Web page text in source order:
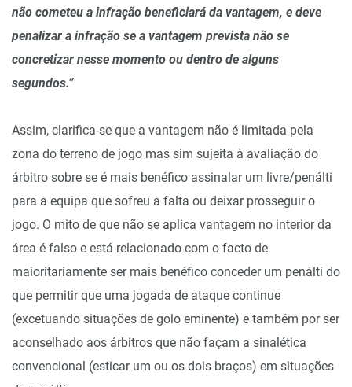
não cometeu a infração beneficiará da vantagem, e deve
penalizar a infração se a vantagem prevista não se
concretizar nesse momento ou dentro de alguns
segundos.”
Assim, clarifica-se que a vantagem não é limitada pela
zona do terreno de jogo mas sim sujeita à avaliação do
árbitro sobre se é mais benéfico assinalar um livre/penálti
para a equipa que sofreu a falta ou deixar prosseguir o
jogo. O mito de que não se aplica vantagem no interior da
área é falso e está relacionado com o facto de
maioritariamente ser mais benéfico conceder um penálti do
que permitir que uma jogada de ataque continue
(excetuando situações de golo eminente) e também por ser
aconselhado aos árbitros que não façam a sinalética
convencional (esticar um ou os dois braços) em situações